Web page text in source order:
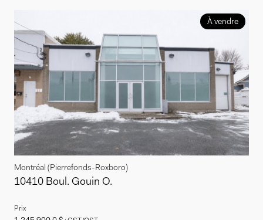
À vendre
Montréal (Pierrefonds-Roxboro)
10410 Boul. Gouin O.
Prix